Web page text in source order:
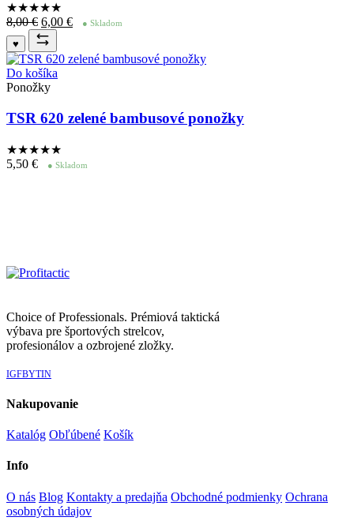
★★★★★
8,00€ Pôvodná
cena
bola:
8,00 €.
6,00 €Aktuálna
6,00 €.
● Skladom
♥
Do košíka
Ponožky
TSR 620 zelené bambusové ponožky
★★★★★
5,50 € ● Skladom
Choice of Professionals. Prémiová taktická
výbava pre športových strelcov,
profesionálov a ozbrojené zložky.
IGFBYTIN
Nakupovanie
Katalóg Obľúbené Košík
Info
O nás Blog Kontakty a predajňa Obchodné podmienky Ochrana
osobných údajov